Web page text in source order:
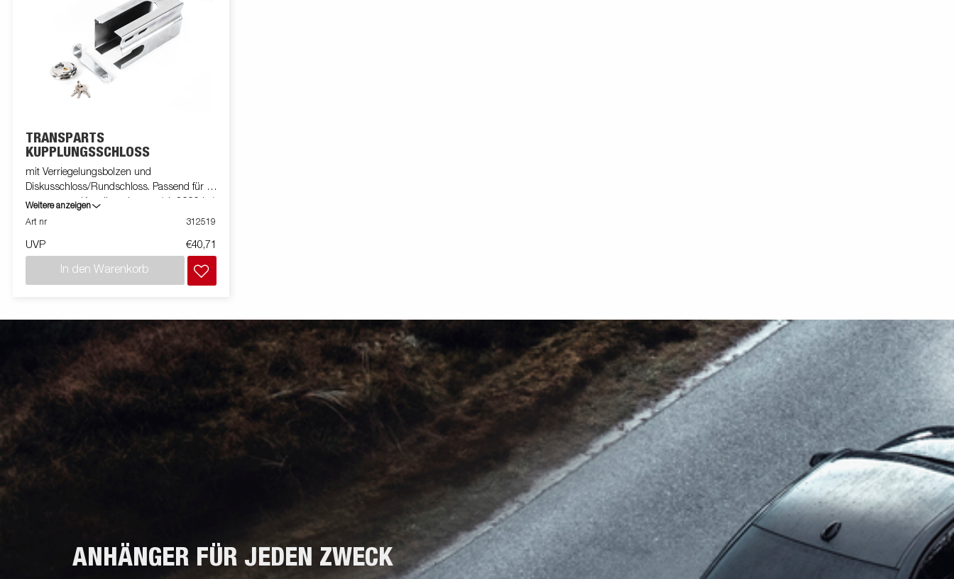
TRANSPARTS
KUPPLUNGSSCHLOSS
mit Verriegelungsbolzen und
Diskusschloss/Rundschloss. Passend für alle
gegossenen Kugelkupplungen (ab 2000 kg).
Für die Kugelkupplung in Blech 313945
Weitere anzeigen
Art nr
312519
UVP €40,71
In den Warenkorb
ANHÄNGER FÜR JEDEN ZWECK